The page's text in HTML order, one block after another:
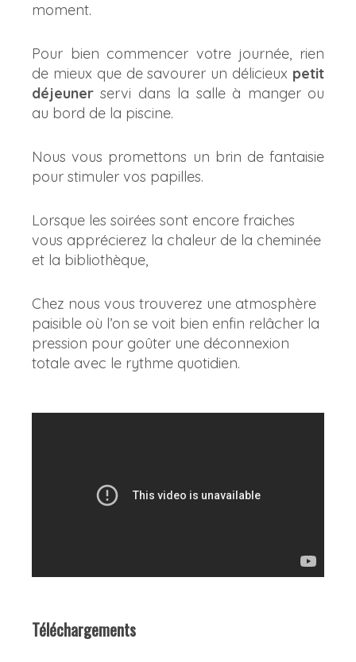
moment.
Pour bien commencer votre journée, rien
de mieux que de savourer un délicieux petit
déjeuner servi dans la salle à manger ou
au bord de la piscine.
Nous vous promettons un brin de fantaisie
pour stimuler vos papilles.
Lorsque les soirées sont encore fraiches
vous apprécierez la chaleur de la cheminée
et la bibliothèque,
Chez nous vous trouverez une atmosphère
paisible où l’on se voit bien enfin relâcher la
pression pour goûter une déconnexion
totale avec le rythme quotidien.
Téléchargements